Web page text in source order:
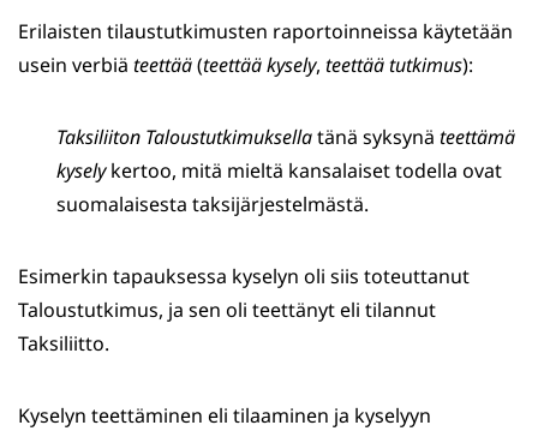
Erilaisten tilaustutkimusten raportoinneissa käytetään
usein verbiä teettää(teettää kysely, teettää tutkimus):
Taksiliiton Taloustutkimuksellatänä syksynä teettämä
kyselykertoo, mitä mieltä kansalaiset todella ovat
suomalaisesta taksijärjestelmästä.
Esimerkin tapauksessa kyselyn oli siis toteuttanut
Taloustutkimus, ja sen oli teettänyt eli tilannut
Taksiliitto.
Kyselyn teettäminen eli tilaaminen ja kyselyyn